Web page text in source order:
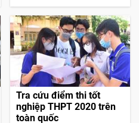
Tra cứu điểm thi tốt
nghiệp THPT 2020 trên
toàn quốc